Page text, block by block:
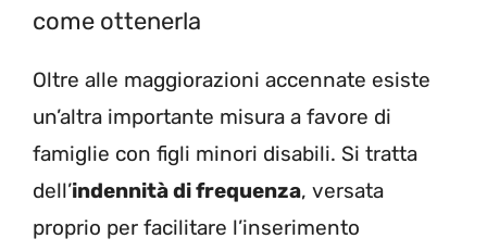
come ottenerla
Oltre alle maggiorazioni accennate esiste
un’altra importante misura a favore di
famiglie con figli minori disabili. Si tratta
dell’indennità di frequenza, versata
proprio per facilitare l’inserimento